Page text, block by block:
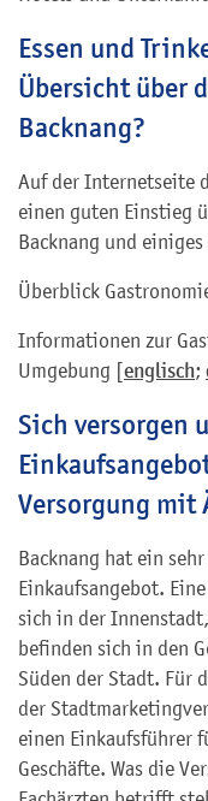
Essen und
Übersicht über
Backnang?
Auf der Internetseite
einen guten Einstieg
Backnang und einiges
Überblick
Informationen zur
Umgebung [englisch;
Sich versorgen
Versorgung mit
Backnang hat ein
Einkaufsangebot.
sich in der
befinden sich in den
Süden der Stadt. Für
der
einen Einkaufsführer
Geschäfte. Was die